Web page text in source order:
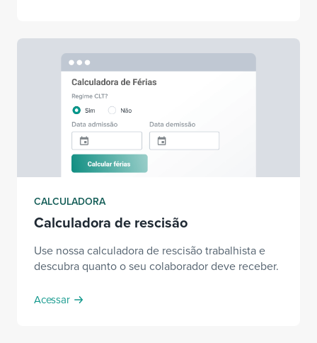
CALCULADORA
Calculadora de rescisão
Use nossa calculadora de rescisão trabalhista e
descubra quanto o seu colaborador deve receber.
Acessar